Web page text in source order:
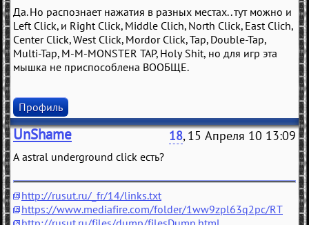
Да. Но распознает нажатия в разных местах.. тут можно и
Left Click, и Right Click, Middle Clich, North Click, East Clich,
Center Click, West Click, Mordor Click, Tap, Double-Tap,
Multi-Tap, M-M-MONSTER TAP, Holy Shit, но для игр эта
мышка не приспособлена ВООБЩЕ.
Профиль
UnShame 18, 15 Апреля 10 13:09
А astral underground click есть?
http://rusut.ru/_fr/14/links.txt
https://www.mediafire.com/folder/1ww9zpl63q2pc/RT